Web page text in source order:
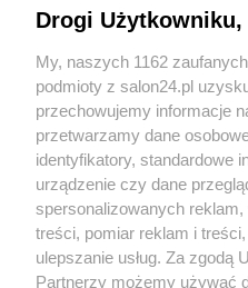
Sport
Społeczeństwo
Kultura
X Facebook
Drogi Użytkowniku,
My, naszych 1162
podmioty z salon24.pl
przechowujemy informacje
przetwarzamy dane
identyfikatory, standardowe
urządzenie czy dane
spersonalizowanych
treści, pomiar reklam i
ulepszanie usług. Za zgodą
Partnerzy możemy używać